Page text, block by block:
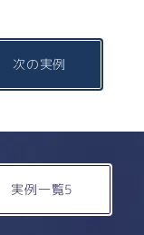
次の実例
実例一覧5